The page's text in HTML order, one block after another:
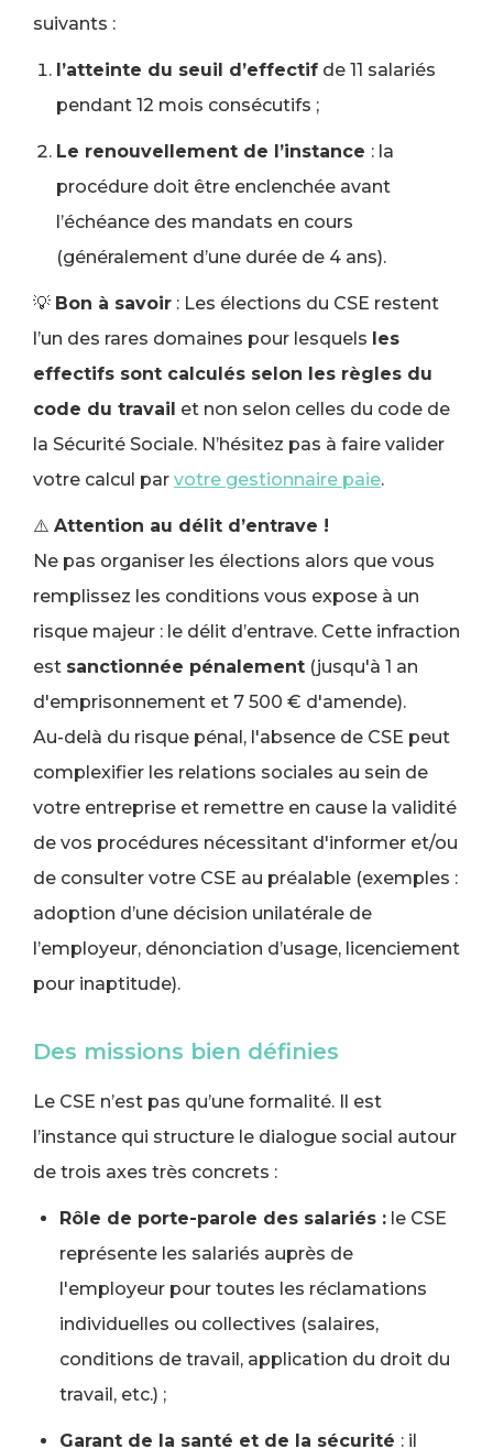
suivants :
l’atteinte du seuil d’effectif de 11 salariés
pendant 12 mois consécutifs ;
Le renouvellement de l’instance : la
procédure doit être enclenchée avant
l’échéance des mandats en cours
(généralement d’une durée de 4 ans).
💡 Bon à savoir : Les élections du CSE restent
l’un des rares domaines pour lesquels les
effectifs sont calculés selon les règles du
code du travail et non selon celles du code de
la Sécurité Sociale. N’hésitez pas à faire valider
votre calcul par votre gestionnaire paie.
⚠️ Attention au délit d’entrave !
Ne pas organiser les élections alors que vous
remplissez les conditions vous expose à un
risque majeur : le délit d’entrave. Cette infraction
est sanctionnée pénalement (jusqu'à 1 an
d'emprisonnement et 7 500 € d'amende).
Au-delà du risque pénal, l'absence de CSE peut
complexifier les relations sociales au sein de
votre entreprise et remettre en cause la validité
de vos procédures nécessitant d'informer et/ou
de consulter votre CSE au préalable (exemples :
adoption d’une décision unilatérale de
l’employeur, dénonciation d’usage, licenciement
pour inaptitude).
Des missions bien définies
Le CSE n’est pas qu’une formalité. Il est
l’instance qui structure le dialogue social autour
de trois axes très concrets :
Rôle de porte-parole des salariés : le CSE
représente les salariés auprès de
l'employeur pour toutes les réclamations
individuelles ou collectives (salaires,
conditions de travail, application du droit du
travail, etc.) ;
Garant de la santé et de la sécurité : il